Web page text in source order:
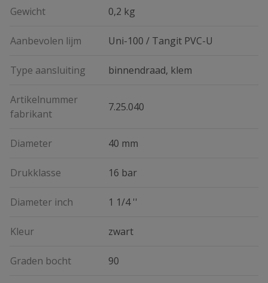
Gewicht 0,2 kg
Aanbevolen lijm Uni-100 / Tangit PVC-U
Type aansluiting binnendraad, klem
Artikelnummer
fabrikant
7.25.040
Diameter 40 mm
Drukklasse 16 bar
Diameter inch 1 1/4 ''
Kleur zwart
Graden bocht 90